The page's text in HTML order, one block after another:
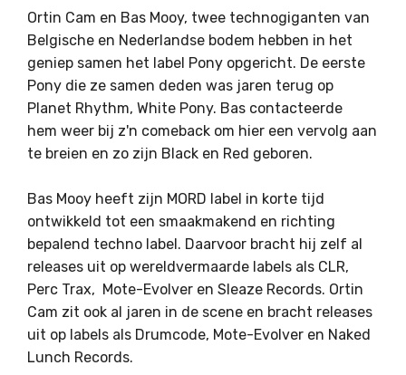
Ortin Cam en Bas Mooy, twee technogiganten van
Belgische en Nederlandse bodem hebben in het
geniep samen het label Pony opgericht. De eerste
Pony die ze samen deden was jaren terug op
Planet Rhythm, White Pony. Bas contacteerde
hem weer bij z'n comeback om hier een vervolg aan
te breien en zo zijn Black en Red geboren.
Bas Mooy heeft zijn MORD label in korte tijd
ontwikkeld tot een smaakmakend en richting
bepalend techno label. Daarvoor bracht hij zelf al
releases uit op wereldvermaarde labels als CLR,
Perc Trax, Mote-Evolver en Sleaze Records. Ortin
Cam zit ook al jaren in de scene en bracht releases
uit op labels als Drumcode, Mote-Evolver en Naked
Lunch Records.